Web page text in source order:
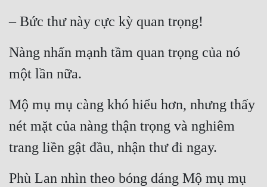
– Bức thư này cực kỳ quan trọng!
Nàng nhấn mạnh tầm quan trọng của nó
một lần nữa.
Mộ mụ mụ càng khó hiểu hơn, nhưng thấy
nét mặt của nàng thận trọng và nghiêm
trang liền gật đầu, nhận thư đi ngay.
Phù Lan nhìn theo bóng dáng Mộ mụ mụ